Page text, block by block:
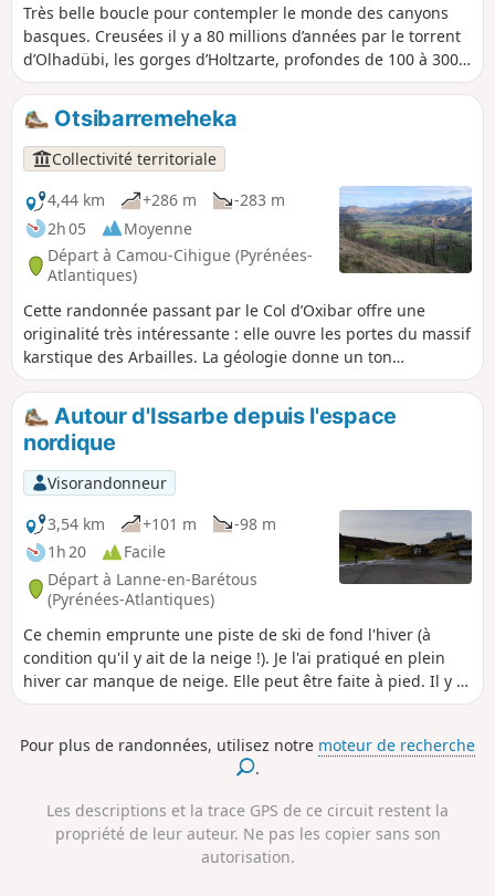
Très belle boucle pour contempler le monde des canyons
basques. Creusées il y a 80 millions d’années par le torrent
d’Olhadübi, les gorges d’Holtzarte, profondes de 100 à 300
m, sont parmi les plus spectaculaires du Pays Basque.
D’ailleurs, « Holtze arte » signifie en basque « entre parois ».
Un sentier, assez abrupt par moment, permet de rejoindre
une impressionnante passerelle construite en 1925 par des
italiens, pour l’exploitation de la forêt. Sa traversée est un
grand moment et ne présente aucun danger, mais certains
ferment quand même les yeux... Une vieille piste rejoint le
haut du canyon permettant ensuite de s’élever par un beau
sentier vers le monde pastoral haut souletin. Les vues sur
les montagnes de Larrau, dont le Pic d’Orhi, premier 2000
mètres depuis la côte basque, sont magnifiques.
Otsibarremeheka
Collectivité territoriale
4,44 km
+286 m
-283 m
2h 05
Moyenne
Départ à Camou-Cihigue (Pyrénées-
Atlantiques)
Cette randonnée passant par le Col d’Oxibar offre une
originalité très intéressante : elle ouvre les portes du massif
karstique des Arbailles. La géologie donne un ton
particulier au paysage, à la fois secret, original, avec une
dimension culturelle qui puise ses sources dans la
protohistoire. Après avoir traversé une petite forêt, les
premières pentes à découvert offrent déjà une vue très
sympathique sur la vallée « Ibar Esküin », Alcay, Lacarry et
les hauts massifs souletins et béarnais. Déjà, la nature du
sol renseigne sur ce type de terrain calcaire pour arriver
sur un beau promontoire où s’amoncellent quelques tas de
cailloux : « Maide Korralea », témoin de l'histoire ancienne
souletine. Après le col d’Oxibar, dans la descente, admirer la
vieille grange avec son toit en bardeaux, ces vieilles tuiles
en bois.
Autour d'Issarbe depuis l'espace
nordique
Visorandonneur
3,54 km
+101 m
-98 m
1h 20
Facile
Départ à Lanne-en-Barétous
(Pyrénées-Atlantiques)
Ce chemin emprunte une piste de ski de fond l'hiver (à
condition qu'il y ait de la neige !). Je l'ai pratiqué en plein
hiver car manque de neige. Elle peut être faite à pied. Il y a
peu de dénivelé, ce qui en fait une randonnée facile et
Pour plus de randonnées, utilisez notre moteur de recherche
.
Les descriptions et la trace GPS de ce circuit restent la
propriété de leur auteur. Ne pas les copier sans son
autorisation.